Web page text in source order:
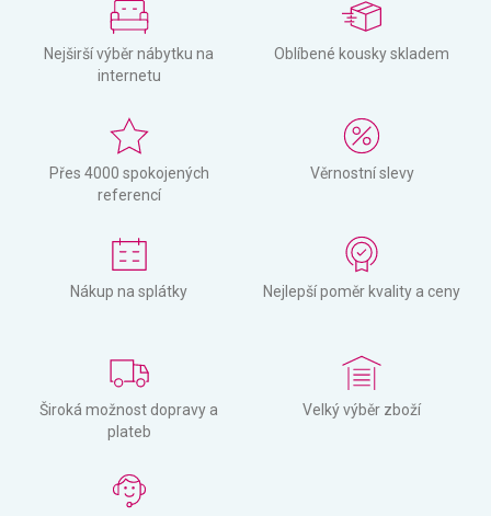
Nejširší výběr nábytku na
internetu
Oblíbené kousky skladem
Přes 4000 spokojených
referencí
Věrnostní slevy
Nákup na splátky Nejlepší poměr kvality a ceny
Široká možnost dopravy a
plateb
Velký výběr zboží